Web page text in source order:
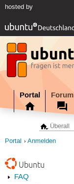
hosted by
Portal Forum
Portal Anmelden
Ubuntu
FAQ